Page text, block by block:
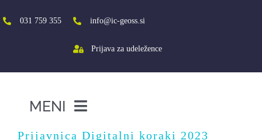
to
content
031 759 355 info@ic-geoss.si
Prijava za udeležence
MENI
DOMOV
Prijavnica Digitalni koraki 2023